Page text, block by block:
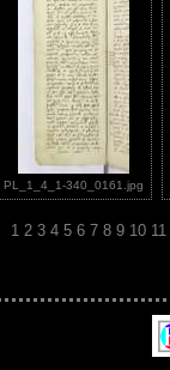
PL_1_4_1-340_0161.jpg
1 2 3 4 5 6 7 8 9 10 11